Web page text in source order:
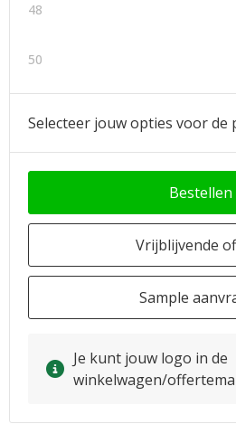
48
50
Selecteer jouw opties voor de
Bestellen
Vrijblijvende
Sample
Je kunt jouw logo in de
winkelwagen/